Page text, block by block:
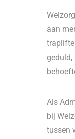
aan
Als
bij
tussen